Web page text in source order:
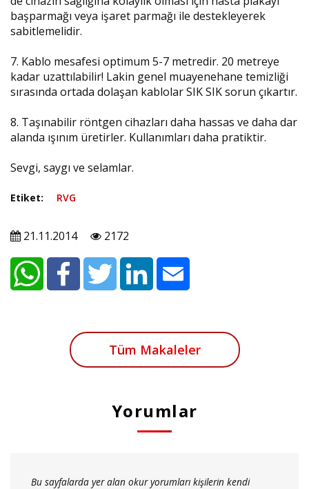
başparmağı veya işaret parmağı ile destekleyerek
sabitlemelidir.
7. Kablo mesafesi optimum 5-7 metredir. 20 metreye
kadar uzattılabilir! Lakin genel muayenehane temizliği
sırasında ortada dolaşan kablolar SIK SIK sorun çıkartır.
8. Taşınabilir röntgen cihazları daha hassas ve daha dar
alanda ışınım üretirler. Kullanımları daha pratiktir.
Sevgi, saygı ve selamlar.
Etiket: RVG
21.11.2014 2172
Tüm Makaleler
Yorumlar
Bu sayfalarda yer alan okur yorumları kişilerin kendi